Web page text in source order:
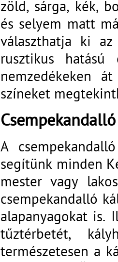
zöld, sárga, kék,
és selyem matt
választhatja ki
rusztikus hatású
nemzedékeken
színeket
A
segítünk minden
mester vagy
csempekandalló
alapanyagokat is.
tűztérbetét,
természetesen a